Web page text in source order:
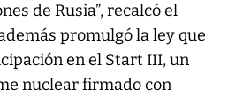
de Rusia”, recalcó el
promulgó la ley que
en el Start III, un
nuclear firmado con